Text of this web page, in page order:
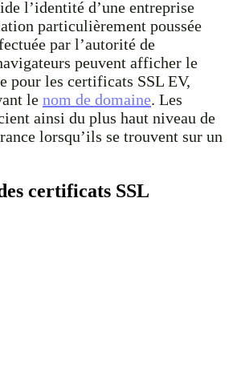
l’identité d’une entreprise
particulièrement poussée
par l’autorité de
peuvent afficher le
pour les certificats SSL EV,
le nom de domaine. Les
ainsi du plus haut niveau de
lorsqu’ils se trouvent sur un
certificats SSL